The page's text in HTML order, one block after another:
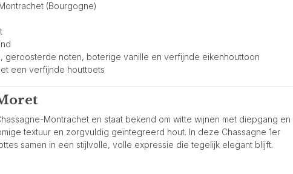
(Bourgogne)
geroosterde noten, boterige vanille en verfijnde eikenhouttoon
een verfijnde houttoets
Montrachet en staat bekend om witte wijnen met diepgang en
textuur en zorgvuldig geïntegreerd hout. In deze Chassagne 1er
samen in een stijlvolle, volle expressie die tegelijk elegant blijft.